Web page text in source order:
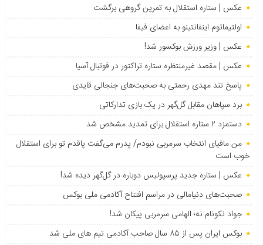
عکس | ستاره استقلال به تمرین گروهی برگشت
اولتیماتوم اینفانتینو به اعضای فیفا
عکس | وزیر ورزش بوکسور شد!
عکس | مقصد غیرمنتظره ستاره تراکتور در فوتبال آسیا
پاسخ تند مهدی رحمتی به صحبت‌های جنجالی قایدی
برد سپاهان مقابل گل‌گهر در یک بازی تدارکاتی
دستمزد ۲ ستاره استقلال برای تمدید مشخص شد
من مافیای انتخاب سرمربی نبودم/ پدرم می‌گفت پاقدم تو برای استقلال
خوب است
عکس | ستاره جدید پرسپولیس دوباره در گل‌گهر دیده شد!
صحبت‌های دنیامالی در مراسم افتتاح آکادمی ملی بوکس
جواد نکونام نه؛ الهامی سرمربی پیکان شد!
بوکس ایران پس از ۸۵ سال صاحب آکادمی تیم های ملی شد